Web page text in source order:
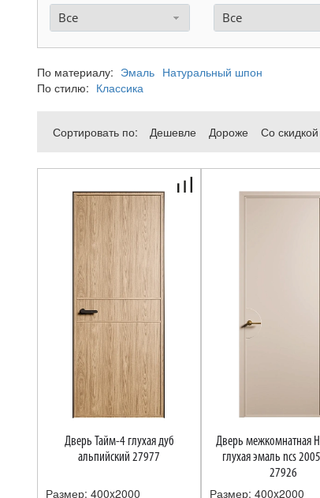
Все Все
По материалу: Эмаль Натуральный шпон
По стилю: Классика
Сортировать по: Дешевле Дороже Со скидкой
Дверь Тайм-4 глухая дуб
альпийский 27977
Размер: 400x2000
Дверь межкомнатная Нексус 5
глухая эмаль ncs 2005-y50r
27926
Размер: 400x2000